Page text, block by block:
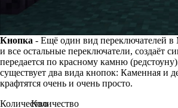
Кнопка - Ещё один вид переключателей в
и все остальные переключатели, создаёт
передается по красному камню
существует два вида кнопок: Каменная и
крафтятся очень и очень просто.
КоличествоКоличество